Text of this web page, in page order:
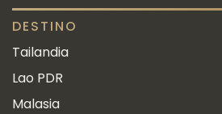
DESTINO
Tailandia
Lao PDR
Malasia